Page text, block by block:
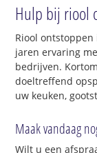
Hulp bij riool
Riool
jaren ervaring
bedrijven.
doeltreffend
uw keuken,
Maak vandaag
Wilt u een